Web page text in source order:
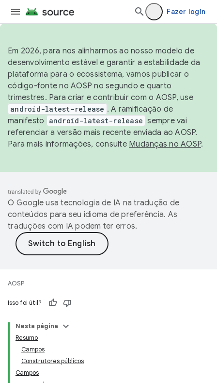
Fazer login
Em 2026, para nos alinharmos ao nosso modelo de
desenvolvimento estável e garantir a estabilidade da
plataforma para o ecossistema, vamos publicar o
código-fonte no AOSP no segundo e quarto
trimestres. Para criar e contribuir com o AOSP, use
android-latest-release . A ramificação de
manifesto
android-latest-release sempre vai
referenciar a versão mais recente enviada ao AOSP.
Para mais informações, consulte Mudanças no AOSP.
O Google usa tecnologia de IA na tradução de
conteúdos para seu idioma de preferência. As
traduções com IA podem ter erros.
AOSP
Isso foi útil?
Nesta página
Resumo
Campos
Construtores públicos
Campos